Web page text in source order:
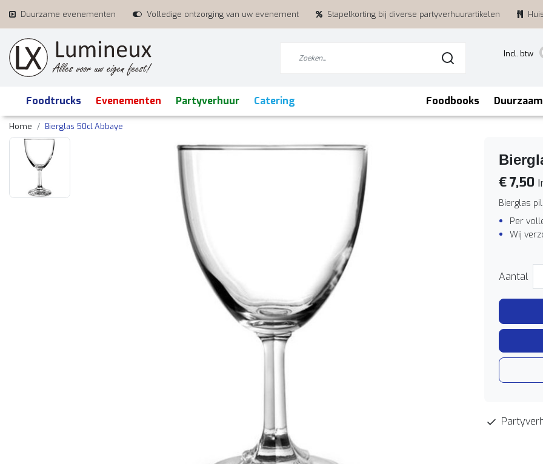
Duurzame evenementen Volledige ontzorging van uw evenement Stapelkorting bij diverse partyverhuurartikelen
Incl. btw
Foodtrucks Evenementen Partyverhuur Catering Foodbooks
Home Bierglas 50cl Abbaye
€ 7,50
Bierglas
Per
Wij
Aantal